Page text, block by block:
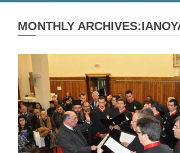
MONTHLY